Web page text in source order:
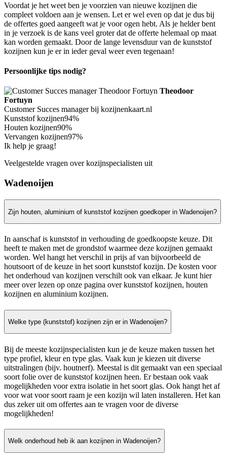
Voordat je het weet ben je voorzien van nieuwe kozijnen die
compleet voldoen aan je wensen. Let er wel even op dat je dus bij
de offertes goed aangeeft wat je voor ogen hebt. Als je helder bent
in je verzoek is de kans veel groter dat de offerte helemaal op maat
kan worden gemaakt. Door de lange levensduur van de kunststof
kozijnen kun je er in ieder geval weer even tegenaan!
Persoonlijke tips nodig?
Theodoor
Fortuyn
Customer Succes manager bij kozijnenkaart.nl
Kunststof kozijnen94%
Houten kozijnen90%
Vervangen kozijnen97%
Ik help je graag!
Veelgestelde vragen over kozijnspecialisten uit
Wadenoijen
Zijn houten, aluminium of kunststof kozijnen goedkoper in Wadenoijen?
In aanschaf is kunststof in verhouding de goedkoopste keuze. Dit
heeft te maken met de grondstof waarmee deze kozijnen gemaakt
worden. Wel hangt het verschil in prijs af van bijvoorbeeld de
houtsoort of de keuze in het soort kunststof kozijn. De kosten voor
het onderhoud van kozijnen verschilt ook van elkaar. Je kunt hier
meer over lezen op onze pagina over kunststof kozijnen, houten
kozijnen en aluminium kozijnen.
Welke type (kunststof) kozijnen zijn er in Wadenoijen?
Bij de meeste kozijnspecialisten kun je de keuze maken tussen het
type profiel, kleur en type glas. Vaak kun je kiezen uit diverse
uitstralingen (bijv. houtnerf). Meestal is dit gemaakt van een speciaal
soort folie over de kunststof kozijnen heen. Er bestaan ook vaak
mogelijkheden voor extra isolatie in het soort glas. Ook hangt het af
voor wat voor soort raam je een kozijn wil laten installeren. Het kan
dus zeker uit om offertes aan te vragen voor de diverse
mogelijkheden!
Welk onderhoud heb ik aan kozijnen in Wadenoijen?